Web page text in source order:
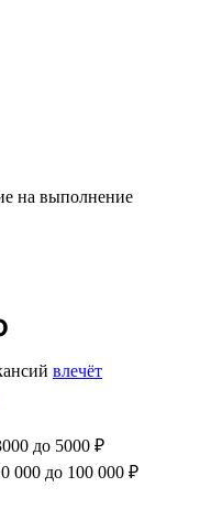
на выполнение
влечёт
до 5000 ₽
000 до 100 000 ₽